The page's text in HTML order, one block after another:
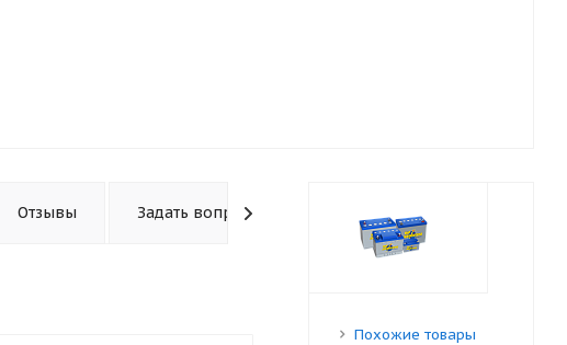
Отзывы Задать вопрос
Похожие товары